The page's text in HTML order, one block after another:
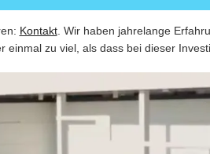
Kontakt. Wir haben jahrelange
einmal zu viel, als dass bei dieser